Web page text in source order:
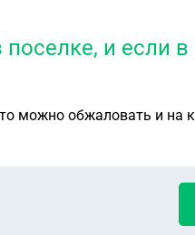
и если в
можно обжаловать и на